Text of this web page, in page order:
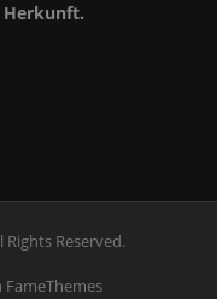
Herkunft.
Rights Reserved.
FameThemes